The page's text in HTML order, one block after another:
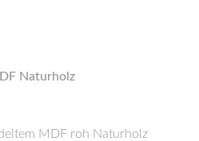
Naturholz
MDF roh Naturholz